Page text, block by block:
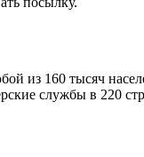
из 160 тысяч
службы в 220